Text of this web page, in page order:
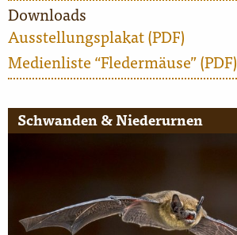
Downloads
Ausstellungsplakat (PDF)
Medienliste “Fledermäuse” (PDF)
Schwanden & Niederurnen